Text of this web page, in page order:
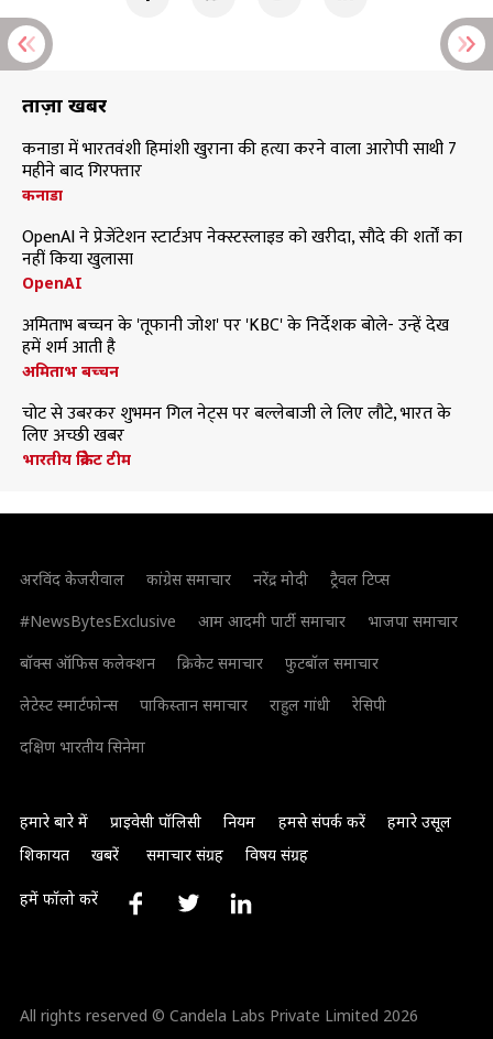
ताज़ा खबरें
कनाडा में भारतवंशी हिमांशी खुराना की हत्या करने वाला आरोपी साथी 7
महीने बाद गिरफ्तार
कनाडा
OpenAI ने प्रेजेंटेशन स्टार्टअप नेक्स्टस्लाइड को खरीदा, सौदे की शर्तों का
नहीं किया खुलासा
OpenAI
अमिताभ बच्चन के 'तूफानी जोश' पर 'KBC' के निर्देशक बोले- उन्हें देख
हमें शर्म आती है
अमिताभ बच्चन
चोट से उबरकर शुभमन गिल नेट्स पर बल्लेबाजी ले लिए लौटे, भारत के
लिए अच्छी खबर
भारतीय क्रिकेट टीम
अरविंद केजरीवाल कांग्रेस समाचार नरेंद्र मोदी
ट्रैवल टिप्स
#NewsBytesExclusive
आम आदमी पार्टी समाचार
भाजपा समाचार
बॉक्स ऑफिस कलेक्शन
क्रिकेट समाचार
फुटबॉल समाचार
लेटेस्ट स्मार्टफोन्स
पाकिस्तान समाचार राहुल गांधी
रेसिपी
दक्षिण भारतीय सिनेमा
हमारे बारे में प्राइवेसी पॉलिसी नियम हमसे संपर्क करें
हमारे उसूल
शिकायत
खबरें समाचार संग्रह विषय संग्रह
हमें फॉलो करें
All rights reserved © Candela Labs Private Limited 2026